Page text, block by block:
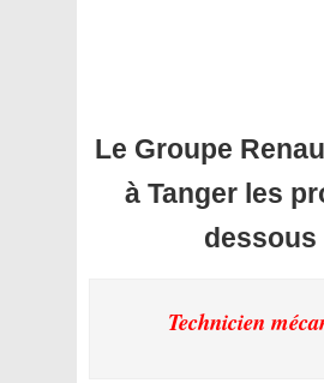
Le Groupe
à Tanger les
dessous
Technicien